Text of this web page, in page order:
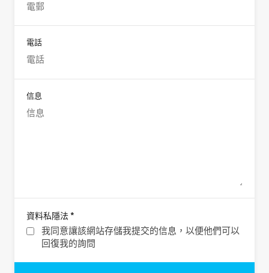
電話
信息
資料私隱法 *
我同意讓該網站存儲我提交的信息，以便他們可以
回復我的詢問